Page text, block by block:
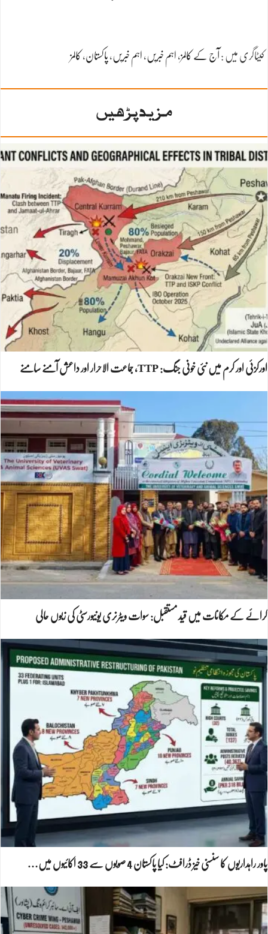
کیٹاگری میں : آج کے کالمز، اہم خبریں، اہم خبریں، پاکستان، کالمز
مزید پڑھیں
اورکزئی اور کرم میں نئی خونی جنگ: TTP، جماعت الاحرار اور داعش آمنے سامنے
کرائے کے مکانات میں قید مستقبل: سوات ویٹرنری یونیورسٹی کی زبوں حالی
پاور راہداریوں کا سنسنی خیز ڈرافٹ: کیا پاکستان 4 صوبوں سے 33 اکائیوں میں…